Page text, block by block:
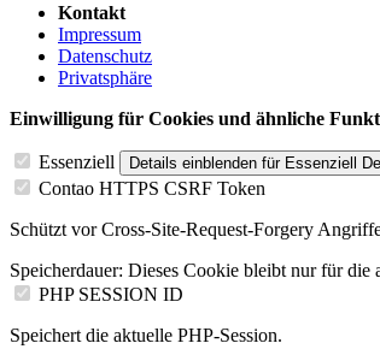
Kontakt
Impressum
Datenschutz
Privatsphäre
Einwilligung für Cookies und ähnliche
Essenziell Details einblenden für Essenziell
Contao HTTPS CSRF Token
Schützt vor Cross-Site-Request-Forgery
Speicherdauer: Dieses Cookie bleibt nur für die
PHP SESSION ID
Speichert die aktuelle PHP-Session.